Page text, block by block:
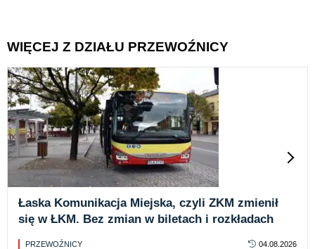
WIĘCEJ Z DZIAŁU PRZEWOŹNICY
Łaska Komunikacja Miejska, czyli ZKM zmienił
się w ŁKM. Bez zmian w biletach i rozkładach
PRZEWOŹNICY 04.08.2026